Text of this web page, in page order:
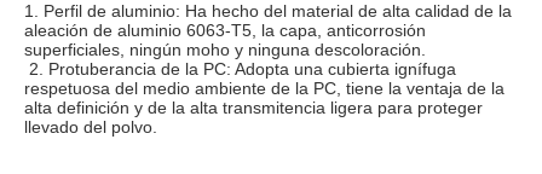
1. Perfil de aluminio: Ha hecho del material de alta calidad de la
aleación de aluminio 6063-T5, la capa, anticorrosión
respetuosa del medio ambiente de la PC, tiene la ventaja de la
alta definición y de la alta transmitencia ligera para proteger
llevado del polvo.